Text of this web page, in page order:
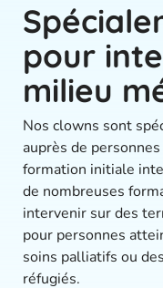
pour
milieu
Nos clowns sont
auprès de
formation initiale
de nombreuses
intervenir sur des
pour personnes
soins palliatifs ou
réfugiés.